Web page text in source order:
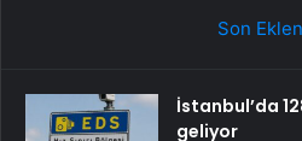
Son
İstanbul’da
geliyor